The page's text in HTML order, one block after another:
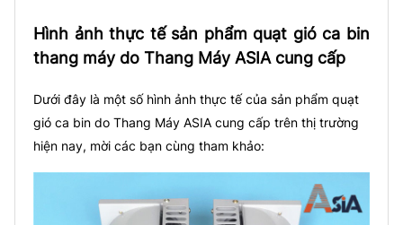
Hình ảnh thực tế sản phẩm quạt gió ca bin
thang máy do Thang Máy ASIA cung cấp
Dưới đây là một số hình ảnh thực tế của sản phẩm quạt
gió ca bin do Thang Máy ASIA cung cấp trên thị trường
hiện nay, mời các bạn cùng tham khảo: